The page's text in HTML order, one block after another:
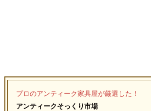
プロのアンティーク家具屋が厳選した！
アンティークそっくり市場